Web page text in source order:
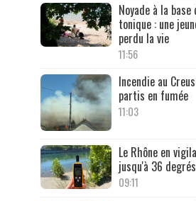
Noyade à la
tonique : une
perdu la vie
11:56
Incendie au
partis en fumée
11:03
Le Rhône en
jusqu'à 36
09:11